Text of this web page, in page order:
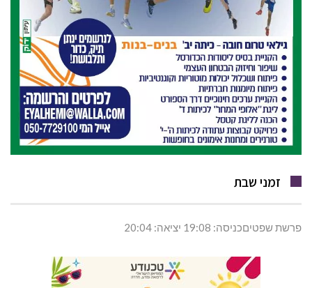
זמני שבת
פרשת שפטיםכניסה: 19:08 יציאה: 20:04